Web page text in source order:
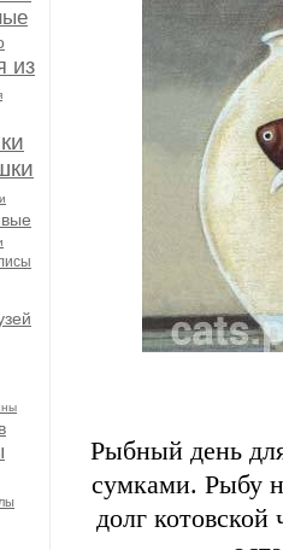
из
Рыбный день
сумками. Рыбу
долг